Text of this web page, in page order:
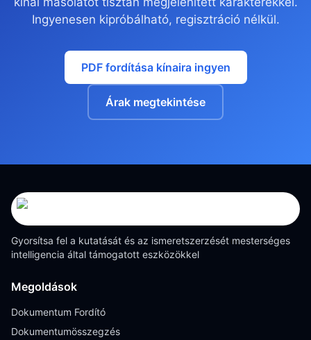
Ingyenesen kipróbálható, regisztráció nélkül.
PDF fordítása kínaira ingyen
Árak megtekintése
Gyorsítsa fel a kutatását és az ismeretszerzését mesterséges
intelligencia által támogatott eszközökkel
Megoldások
Dokumentum Fordító
Dokumentumösszegzés